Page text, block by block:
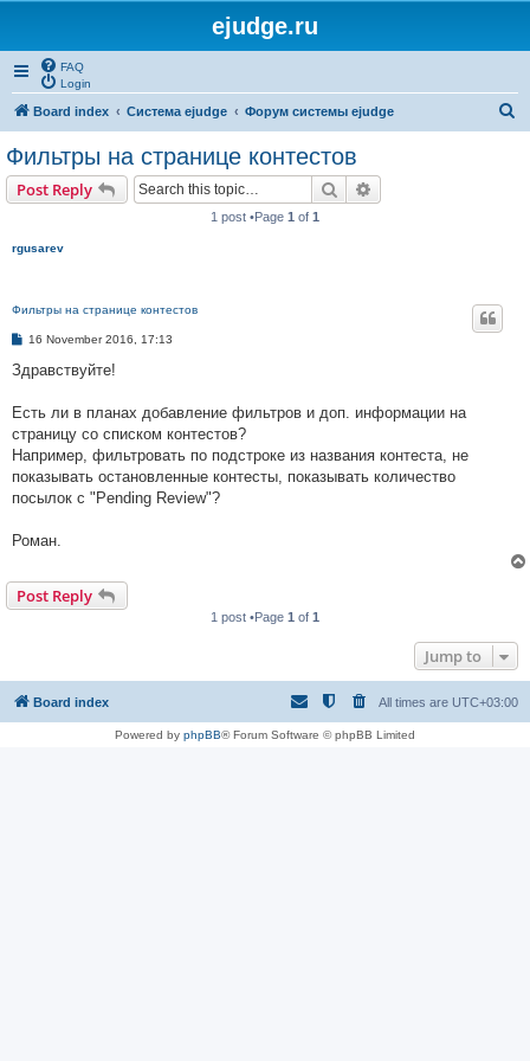
ejudge.ru
FAQ
Login
Board index Система ejudge Форум системы ejudge
Фильтры на странице контестов
Post Reply Search
1 post •Page 1 of 1
rgusarev
Фильтры на странице контестов
P
s
16 November 2016, 17:13
Здравствуйте!
Есть ли в планах добавление фильтров и доп. информации на
страницу со списком контестов?
Например, фильтровать по подстроке из названия контеста, не
показывать остановленные контесты, показывать количество
посылок с "Pending Review"?
Роман.
Post Reply
1 post •Page 1 of 1
Jump to
Board index All times are UTC+03:00
Powered by phpBB® Forum Software © phpBB Limited